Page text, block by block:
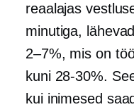
reaalajas
minutiga,
2–7%, mis on
kuni 28-30%.
kui inimesed